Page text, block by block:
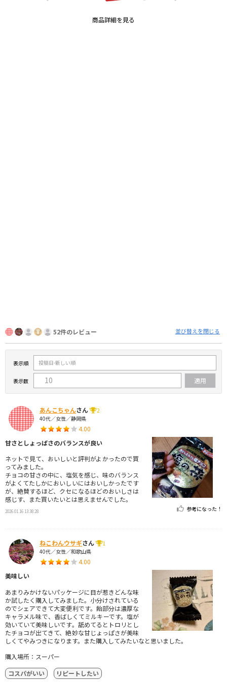
商品詳細を見る
52件のレビュー 並び替えを閉じる
表示順
表示数
あんこちゃんさん
2
40代／女性／静岡県
4.00
甘さとしょっぱさのバランスが良い
ネットで見て、おいしいと評判がよかったので買
ってみました。
チョコの甘さの中に、塩気を感じ、味のバランス
がよくてたしかにおいしいにはおいしかったです
が、絶賛するほど、クセになるほどのおいしさは
感じす、また買いたいとは思えませんでした。
2026.01.16 13:38:28 参考になった！
ねこわんウサギさん
1
40代／女性／和歌山県
4.00
美味しい
あまりみかけないパッケージに目が惹きどんな味
か試したく購入してみました。小分けされている
のでシェアできて大変便利です。飴部分は濃厚な
キャラメル味で、香ばしくてミルキーです。塩が
効いていて美味しいです。舐めてるとトロリとし
たチョコが出てきて、絶妙な甘じょっぱさが美味
しくてやみつきになります。また購入してみたいなと思いました。
購入場所：スーパー
コスパがいい
リピートしたい